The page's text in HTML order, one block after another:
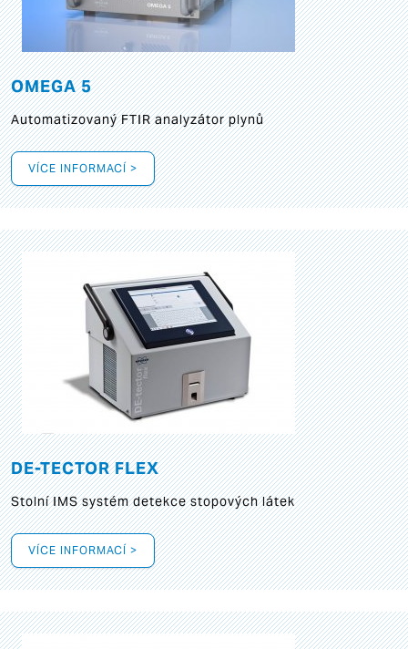
OMEGA 5
Automatizovaný FTIR analyzátor plynů
VÍCE INFORMACÍ >
DE-TECTOR FLEX
Stolní IMS systém detekce stopových látek
VÍCE INFORMACÍ >